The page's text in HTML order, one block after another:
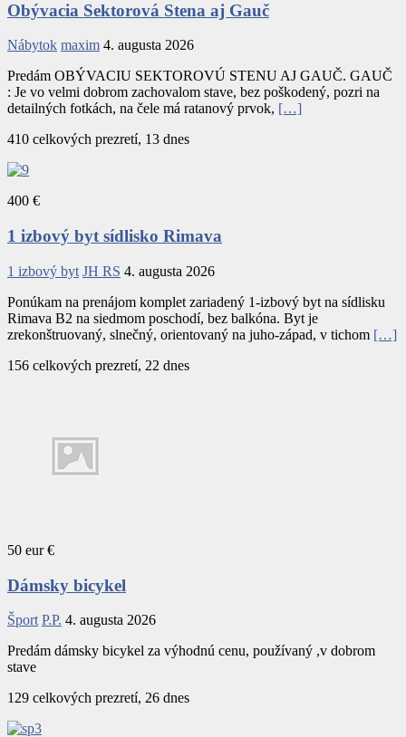
Obývacia Sektorová Stena aj Gauč
Nábytok maxim 4. augusta 2026
Predám OBÝVACIU SEKTOROVÚ STENU AJ GAUČ. GAUČ
: Je vo velmi dobrom zachovalom stave, bez poškodený, pozri na
detailných fotkách, na čele má ratanový prvok, […]
410 celkových prezretí, 13 dnes
400 €
1 izbový byt sídlisko Rimava
1 izbový byt JH RS 4. augusta 2026
Ponúkam na prenájom komplet zariadený 1-izbový byt na sídlisku
Rimava B2 na siedmom poschodí, bez balkóna. Byt je
zrekonštruovaný, slnečný, orientovaný na juho-západ, v tichom […]
156 celkových prezretí, 22 dnes
50 eur €
Dámsky bicykel
Šport P.P. 4. augusta 2026
Predám dámsky bicykel za výhodnú cenu, používaný ,v dobrom
stave
129 celkových prezretí, 26 dnes